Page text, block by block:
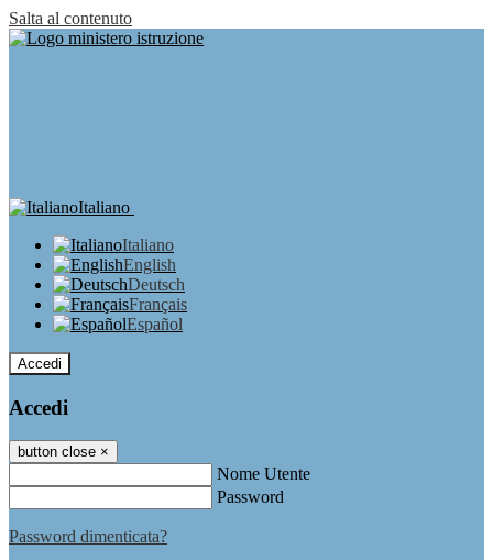
Salta al contenuto
Italiano
Italiano
English
Deutsch
Français
Español
Accedi
Accedi
button close ×
Nome Utente
Password
Password dimenticata?